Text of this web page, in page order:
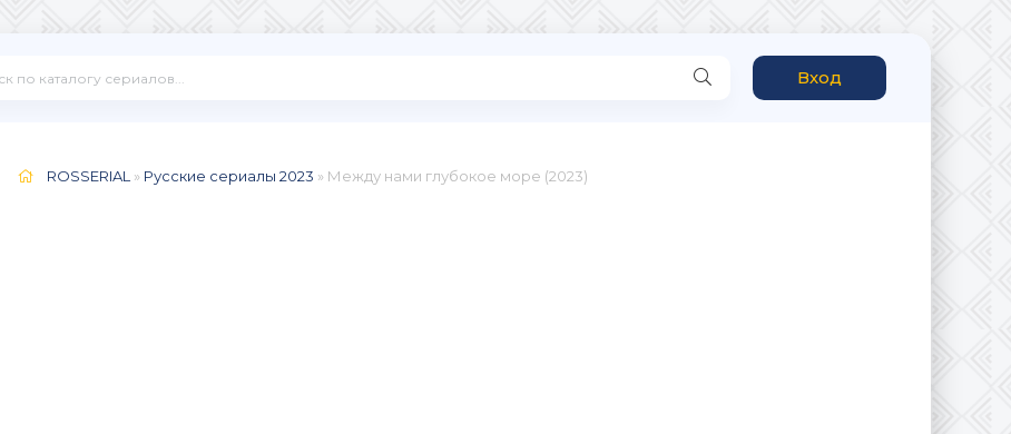
Вход
ROSSERIAL » Русские сериалы 2023 » Между нами глубокое море (2023)